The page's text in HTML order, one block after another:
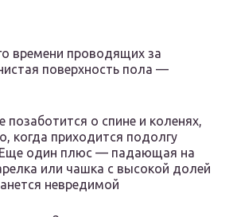
времени проводящих за
поверхность пола —
позаботится о спине и коленях,
когда приходится подолгу
Еще один плюс — падающая на
или чашка с высокой долей
невредимой